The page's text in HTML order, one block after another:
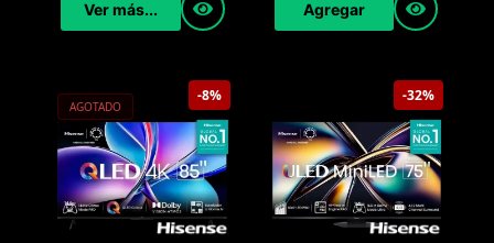
Ver más... Agregar
-8%
AGOTADO
-32%